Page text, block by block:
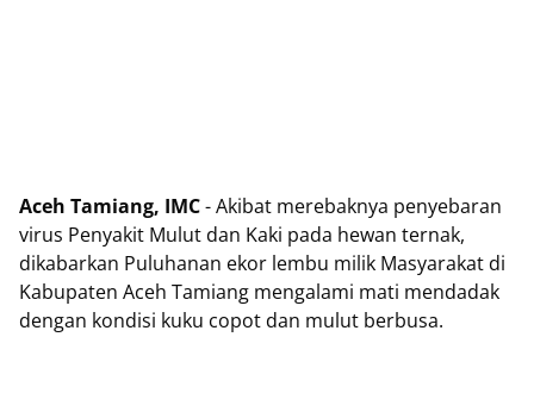
Aceh Tamiang, IMC- Akibat merebaknya penyebaran
virus Penyakit Mulut dan Kaki pada hewan ternak,
dikabarkan Puluhanan ekor lembu milik Masyarakat di
Kabupaten Aceh Tamiang mengalami mati mendadak
dengan kondisi kuku copot dan mulut berbusa.